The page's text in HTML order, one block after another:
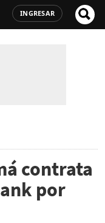
INGRESAR
contrata
por